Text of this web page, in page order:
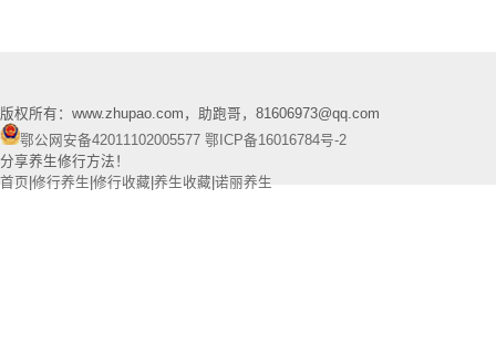
版权所有：www.zhupao.com，助跑哥，81606973@qq.com
鄂公网安备42011102005577 鄂ICP备16016784号-2
分享养生修行方法！
首页 修行养生 修行收藏 养生收藏 诺丽养生